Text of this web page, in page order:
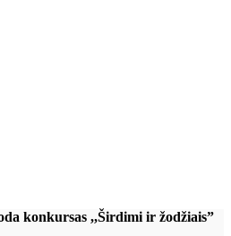
konkursas ,,Širdimi ir žodžiais”